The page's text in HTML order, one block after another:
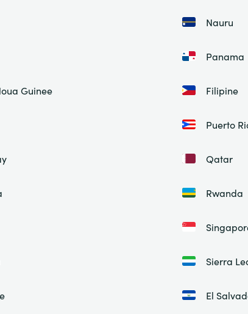
Nauru
Panama
Guinee Filipine
Puerto
Qatar
Rwanda
Sierra
El